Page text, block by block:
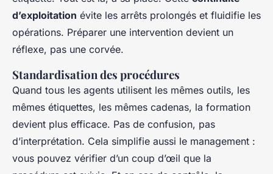
d’exploitation évite les arrêts prolongés et fluidifie les
opérations. Préparer une intervention devient un
réflexe, pas une corvée.
Standardisation des procédures
Quand tous les agents utilisent les mêmes outils, les
mêmes étiquettes, les mêmes cadenas, la formation
devient plus efficace. Pas de confusion, pas
d’interprétation. Cela simplifie aussi le management :
vous pouvez vérifier d’un coup d’œil que la